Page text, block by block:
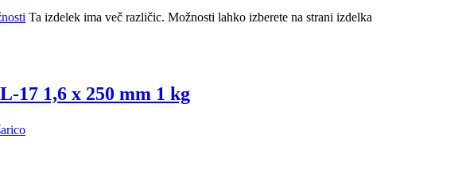
Ta izdelek ima več različic. Možnosti lahko izberete na strani izdelka
17 1,6 x 250 mm 1 kg